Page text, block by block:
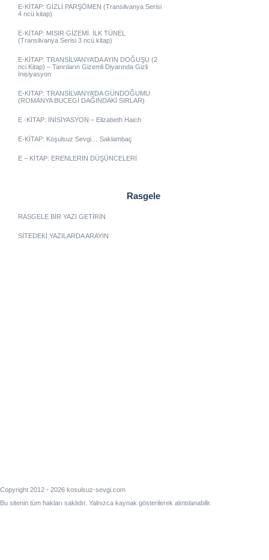
E-KİTAP: GİZLİ PARŞÖMEN (Transilvanya Serisi
4 ncü kitap)
E-KİTAP: MISIR GİZEMİ. İLK TÜNEL
(Transilvanya Serisi 3 ncü kitap)
E-KİTAP: TRANSİLVANYA’DA AYIN DOĞUŞU (2
nci Kitap) – Tanrıların Gizemli Diyarında Gizli
İnisiyasyon
E-KİTAP: TRANSİLVANYA’DA GÜNDOĞUMU
(ROMANYA BUCEGİ DAĞINDAKİ SIRLAR)
E -KİTAP: İNİSİYASYON – Elizabeth Haich
E-KİTAP: Koşulsuz Sevgi… Saklambaç
E – KİTAP: ERENLERİN DÜŞÜNCELERİ
Rasgele
RASGELE BİR YAZI GETİRİN
SİTEDEKİ YAZILARDA ARAYIN
Copyright 2012 - 2026 kosulsuz-sevgi.com
Bu sitenin tüm hakları saklıdır. Yalnızca kaynak gösterilerek alıntılanabilir.